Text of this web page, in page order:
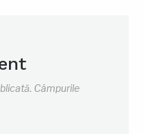
Câmpurile